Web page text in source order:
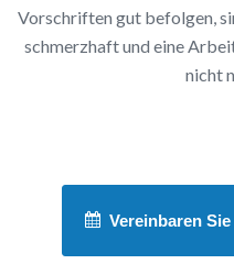
Vorschriften gut befolgen,
schmerzhaft und eine
nicht
Vereinbaren